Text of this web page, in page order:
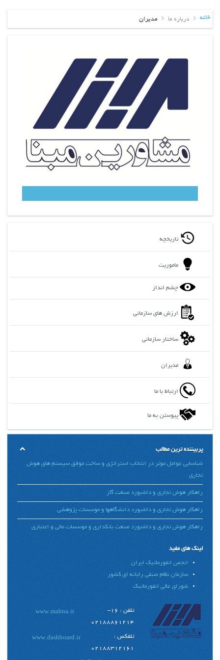
خانه درباره ما مدیران
تاریخچه
ماموریت
چشم انداز
ارزش های سازمانی
ساختار سازمانی
مدیران
ارتباط با ما
پیوستن به ما
پربیننده ترین مطالب
شناسایی عوامل موثر در انتخاب استراتژی و ساخت موفق سیستم های هوش
تجاری
راهکار هوش تجاری و داشبورد صنعت گاز
راهکار هوش تجاری و داشبورد دانشگاهها و موسسات پژوهشی
راهکار هوش تجاری و داشبورد صنعت بانکداری و موسسات مالی و اعتباری
لینک های مفید
انجمن انفورماتیک ایران
سازمان نظام صنفی رایانه ای کشور
شورای عالی انفورماتیک
www.mabna.ir
تلفن : 16-
02188861214
www.dashboard.ir
تلفکس :
02188312161